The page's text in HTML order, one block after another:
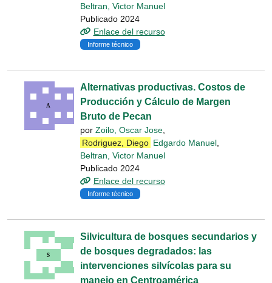
Beltran, Victor Manuel
Publicado 2024
Enlace del recurso
Informe técnico
Alternativas productivas. Costos de
Producción y Cálculo de Margen
Bruto de Pecan
por Zoilo, Oscar Jose
Rodriguez, Diego Edgardo Manuel,
Beltran, Victor Manuel
Publicado 2024
Enlace del recurso
Informe técnico
Silvicultura de bosques secundarios y
de bosques degradados: las
intervenciones silvícolas para su
manejo en Centroamérica